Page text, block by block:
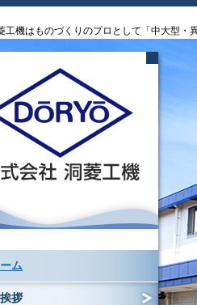
工機はものづくりのプロとして「中大型・
ム
拶